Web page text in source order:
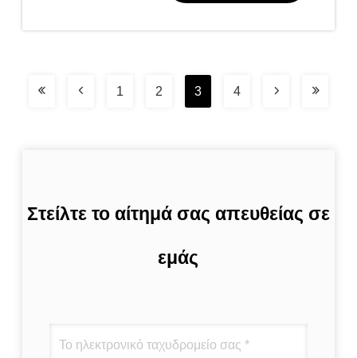
1 2 3 4
Στείλτε το αίτημά σας απευθείας σε
εμάς